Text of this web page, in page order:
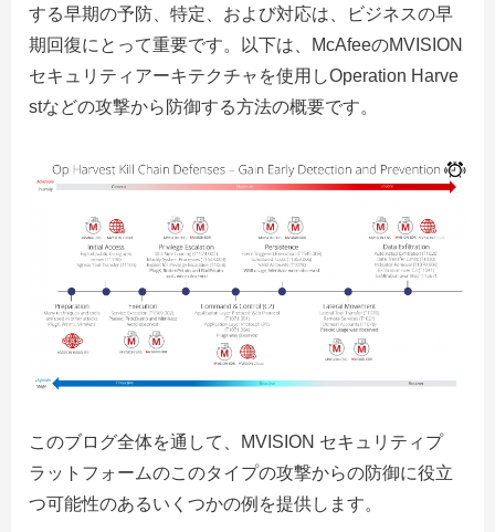
する早期の予防、特定、および対応は、ビジネスの早
期回復にとって重要です。以下は、McAfeeのMVISION
セキュリティアーキテクチャを使用しOperation Harve
stなどの攻撃から防御する方法の概要です。
このブログ全体を通して、MVISION セキュリティプ
ラットフォームのこのタイプの攻撃からの防御に役立
つ可能性のあるいくつかの例を提供します。